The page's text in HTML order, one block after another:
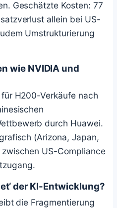
Geschätzte Kosten: 77
allein bei US-
Umstrukturierung
wie NVIDIA und
H200-Verkäufe nach
durch Huawei.
(Arizona, Japan,
US-Compliance
der KI-Entwicklung?
die Fragmentierung